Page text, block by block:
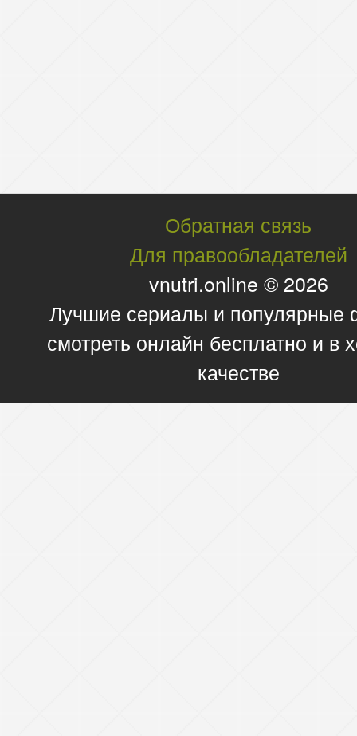
Обратная связь
Для правообладателей
vnutri.online © 2026
Лучшие сериалы и
смотреть онлайн бесплатно и в
качестве